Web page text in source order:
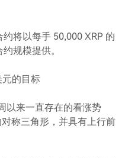
将以每手 50,000 XRP 的
规模提供。
元的目标
以来一直存在的看涨势
称三角形，并具有上行前